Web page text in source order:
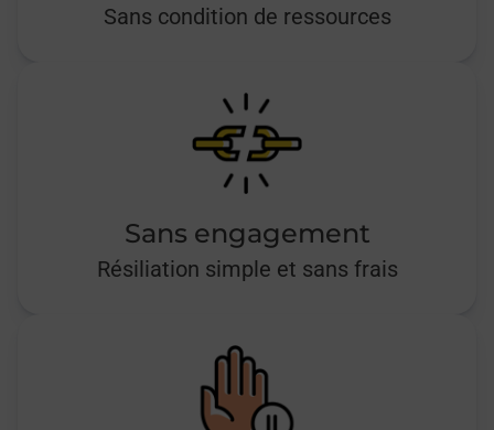
Sans condition de ressources
Sans engagement
Résiliation simple et sans frais